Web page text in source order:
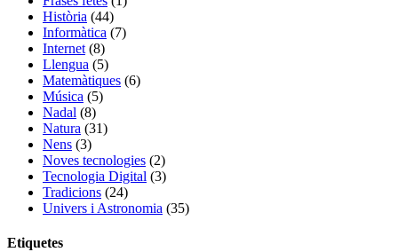
Història (44)
Informàtica (7)
Internet (8)
Llengua (5)
Matemàtiques (6)
Música (5)
Nadal (8)
Natura (31)
Nens (3)
Noves tecnologies (2)
Tecnologia Digital (3)
Tradicions (24)
Univers i Astronomia (35)
Etiquetes